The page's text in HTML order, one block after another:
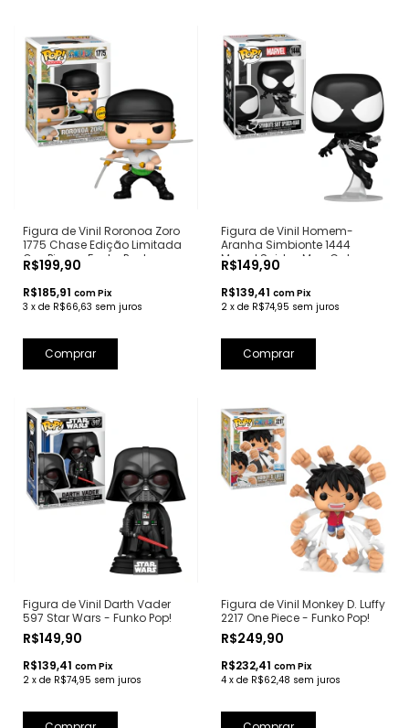
Figura de Vinil Roronoa Zoro
1775 Chase Edição Limitada
One Piece - Funko Pop!
R$199,90
R$185,91 comPix
3 x de R$66,63 sem juros
Figura de Vinil Homem-
Aranha Simbionte 1444
Marvel Spider-Man Cabeça
Articulada - Funko Pop!
R$149,90
R$139,41 comPix
2 x de R$74,95 sem juros
Figura de Vinil Darth Vader
597 Star Wars - Funko Pop!
R$149,90
R$139,41 comPix
2 x de R$74,95 sem juros
Figura de Vinil Monkey D. Luffy
2217 One Piece - Funko Pop!
R$249,90
R$232,41 comPix
4 x de R$62,48 sem juros